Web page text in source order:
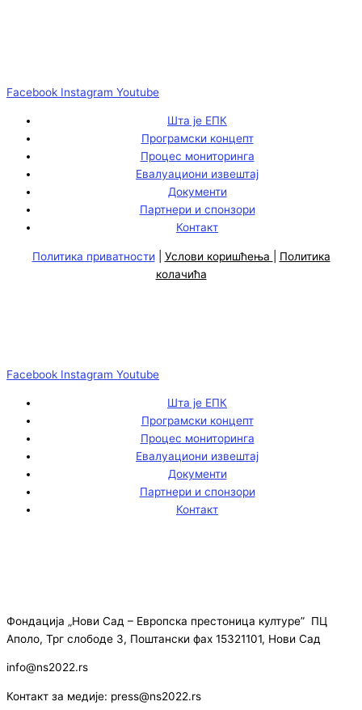
Facebook Instagram Youtube
Шта је ЕПК
Програмски концепт
Процес мониторинга
Евалуациони извештај
Документи
Партнери и спонзори
Контакт
Политика приватности Услови коришћења
Политика
колачића
Facebook Instagram Youtube
Шта је ЕПК
Програмски концепт
Процес мониторинга
Евалуациони извештај
Документи
Партнери и спонзори
Контакт
Фондација „Нови Сад – Европска престоница културе” ПЦ
Аполо, Трг слободе 3, Поштански фах 15321101, Нови Сад
info@ns2022.rs
Контакт за медије: press@ns2022.rs